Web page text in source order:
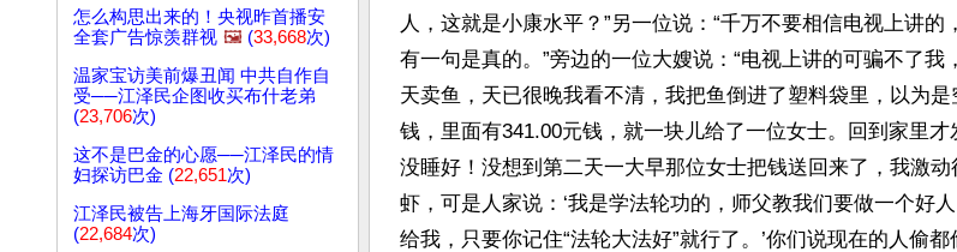
怎么构思出来的！央视昨首播安
全套广告惊羡群视 🖼️ (33,668次)
温家宝访美前爆丑闻 中共自作自
受──江泽民企图收买布什老弟
(23,706次)
这不是巴金的心愿──江泽民的情
妇探访巴金 (22,651次)
江泽民被告上海牙国际法庭
(22,684次)
人，这就是小康水平？”另一位说：“千万不要相信电视上讲
有一句是真的。”旁边的一位大嫂说：“电视上讲的可骗不了我
天卖鱼，天已很晚我看不清，我把鱼倒进了塑料袋里，以为
钱，里面有341.00元钱，就一块儿给了一位女士。回到家里
没睡好！没想到第二天一大早那位女士把钱送回来了，我激
虾，可是人家说：‘我是学法轮功的，师父教我们要做一个好
给我，只要你记住“法轮大法好”就行了。’你们说现在的人偷